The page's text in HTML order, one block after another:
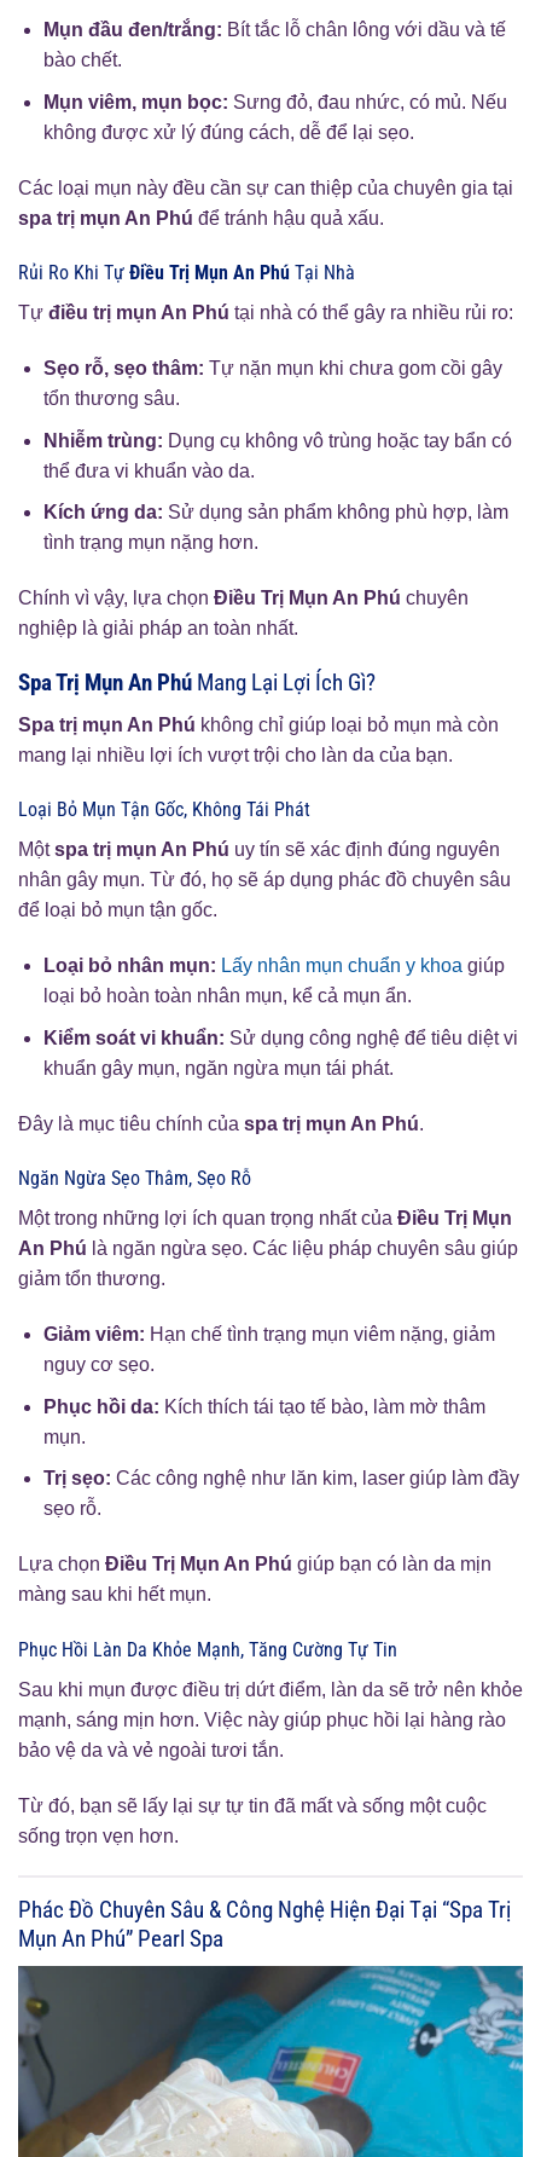
Mụn đầu đen/trắng: Bít tắc lỗ chân lông với dầu và tế
bào chết.
Mụn viêm, mụn bọc: Sưng đỏ, đau nhức, có mủ. Nếu
không được xử lý đúng cách, dễ để lại sẹo.
Các loại mụn này đều cần sự can thiệp của chuyên gia tại
spa trị mụn An Phú để tránh hậu quả xấu.
Rủi Ro Khi Tự Điều Trị Mụn An Phú Tại Nhà
Tự điều trị mụn An Phú tại nhà có thể gây ra nhiều rủi ro:
Sẹo rỗ, sẹo thâm: Tự nặn mụn khi chưa gom cồi gây
tổn thương sâu.
Nhiễm trùng: Dụng cụ không vô trùng hoặc tay bẩn có
thể đưa vi khuẩn vào da.
Kích ứng da: Sử dụng sản phẩm không phù hợp, làm
tình trạng mụn nặng hơn.
Chính vì vậy, lựa chọn Điều Trị Mụn An Phú chuyên
nghiệp là giải pháp an toàn nhất.
Spa Trị Mụn An Phú Mang Lại Lợi Ích Gì?
Spa trị mụn An Phú không chỉ giúp loại bỏ mụn mà còn
mang lại nhiều lợi ích vượt trội cho làn da của bạn.
Loại Bỏ Mụn Tận Gốc, Không Tái Phát
Mộtspa trị mụn An Phú uy tín sẽ xác định đúng nguyên
nhân gây mụn. Từ đó, họ sẽ áp dụng phác đồ chuyên sâu
để loại bỏ mụn tận gốc.
Loại bỏ nhân mụn: Lấy nhân mụn chuẩn y khoa giúp
loại bỏ hoàn toàn nhân mụn, kể cả mụn ẩn.
Kiểm soát vi khuẩn: Sử dụng công nghệ để tiêu diệt vi
khuẩn gây mụn, ngăn ngừa mụn tái phát.
Đây là mục tiêu chính của spa trị mụn An Phú.
Ngăn Ngừa Sẹo Thâm, Sẹo Rỗ
Một trong những lợi ích quan trọng nhất của Điều Trị Mụn
An Phú là ngăn ngừa sẹo. Các liệu pháp chuyên sâu giúp
giảm tổn thương.
Giảm viêm: Hạn chế tình trạng mụn viêm nặng, giảm
nguy cơ sẹo.
Phục hồi da: Kích thích tái tạo tế bào, làm mờ thâm
mụn.
Trị sẹo: Các công nghệ như lăn kim, laser giúp làm đầy
sẹo rỗ.
Lựa chọn Điều Trị Mụn An Phú giúp bạn có làn da mịn
màng sau khi hết mụn.
Phục Hồi Làn Da Khỏe Mạnh, Tăng Cường Tự Tin
Sau khi mụn được điều trị dứt điểm, làn da sẽ trở nên khỏe
mạnh, sáng mịn hơn. Việc này giúp phục hồi lại hàng rào
bảo vệ da và vẻ ngoài tươi tắn.
Từ đó, bạn sẽ lấy lại sự tự tin đã mất và sống một cuộc
sống trọn vẹn hơn.
Phác Đồ Chuyên Sâu & Công Nghệ Hiện Đại Tại “Spa Trị
Mụn An Phú” Pearl Spa